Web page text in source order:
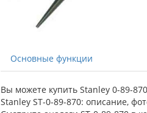
Основные функции
Вы можете купить Stanley 0-89-
Stanley ST-0-89-870: описание,